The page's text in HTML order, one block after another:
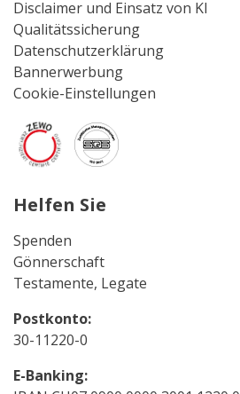
Disclaimer und Einsatz von KI
Qualitätssicherung
Datenschutzerklärung
Bannerwerbung
Cookie-Einstellungen
Helfen Sie
Spenden
Gönnerschaft
Testamente, Legate
Postkonto:
30-11220-0
E-Banking: